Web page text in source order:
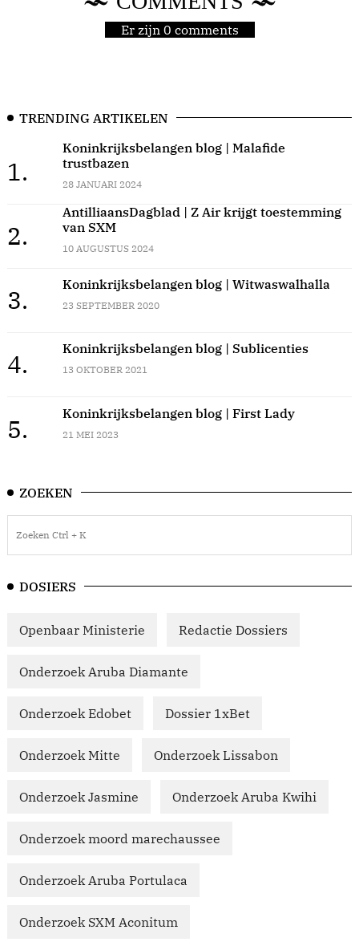
Er zijn 0 comments
TRENDING ARTIKELEN
1.
Koninkrijksbelangen blog | Malafide
trustbazen
28 JANUARI 2024
2.
AntilliaansDagblad | Z Air krijgt toestemming
van SXM
10 AUGUSTUS 2024
3.
Koninkrijksbelangen blog | Witwaswalhalla
23 SEPTEMBER 2020
4.
Koninkrijksbelangen blog | Sublicenties
13 OKTOBER 2021
5.
Koninkrijksbelangen blog | First Lady
21 MEI 2023
ZOEKEN
DOSIERS
Openbaar Ministerie Redactie Dossiers
Onderzoek Aruba Diamante
Onderzoek Edobet Dossier 1xBet
Onderzoek Mitte Onderzoek Lissabon
Onderzoek Jasmine Onderzoek Aruba Kwihi
Onderzoek moord marechaussee
Onderzoek Aruba Portulaca
Onderzoek SXM Aconitum